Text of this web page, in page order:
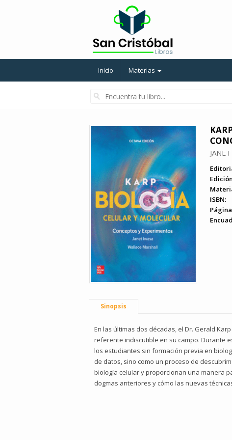
Inicio Materias
ISBN:
Sinopsis
En las últimas dos décadas, el Dr. Gerald
referente indiscutible en su campo. Durante
los estudiantes sin formación previa en
de datos, sino como un proceso de
biología celular y proporcionan una manera
dogmas anteriores y cómo las nuevas